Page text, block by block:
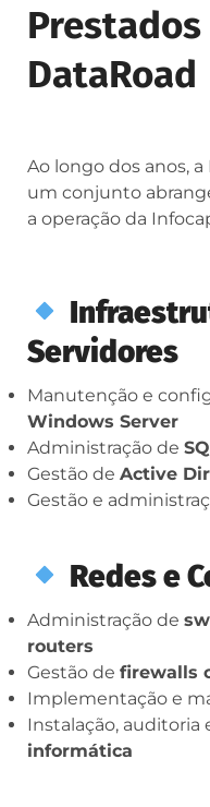
DataRoad
Ao longo dos anos,
um conjunto
a operação da
Servidores
Manutenção e
Windows Server
Administração de
Gestão de Active
Gestão e
Redes e
Administração de
routers
Gestão de firewalls
Implementação e
Instalação, auditoria
informática